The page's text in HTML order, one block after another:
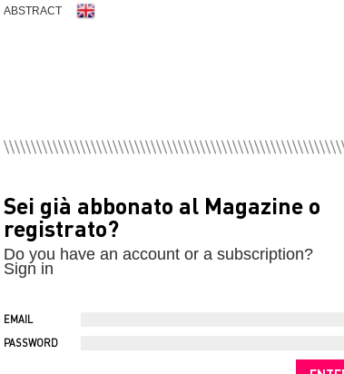
ABSTRACT
Sei già abbonato al Magazine o
registrato?
Do you have an account or a subscription?
Sign in
EMAIL
PASSWORD